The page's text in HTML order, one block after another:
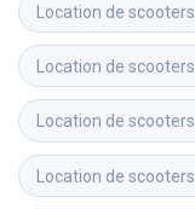
Location de scooters
Location de scooters
Location de scooters
Location de scooters